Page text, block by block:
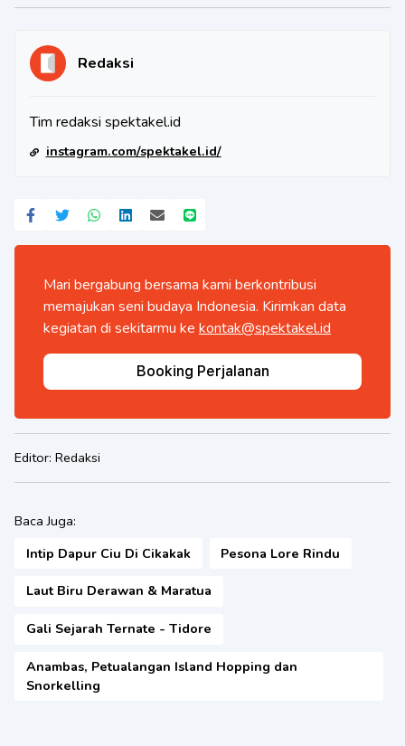
Redaksi
Tim redaksi spektakel.id
instagram.com/spektakel.id/
Mari bergabung bersama kami berkontribusi
memajukan seni budaya Indonesia. Kirimkan data
kegiatan di sekitarmu ke kontak@spektakel.id
Booking Perjalanan
Editor: Redaksi
Baca Juga:
Intip Dapur Ciu Di Cikakak
Pesona Lore Rindu
Laut Biru Derawan & Maratua
Gali Sejarah Ternate - Tidore
Anambas, Petualangan Island Hopping dan
Snorkelling